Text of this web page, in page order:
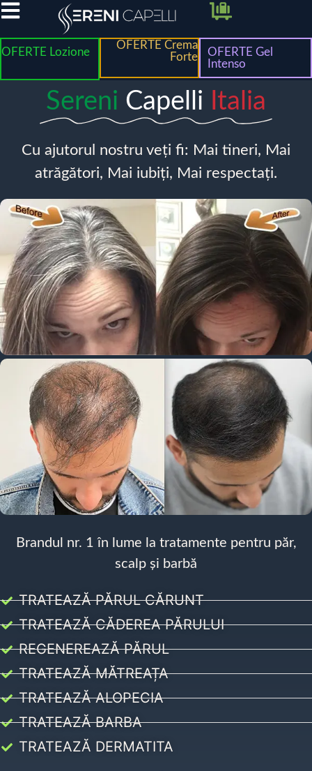
OFERTE Lozione
OFERTE Crema
Forte
OFERTE Gel
Intenso
Sereni Capelli Italia
Cu ajutorul nostru veți fi: Mai tineri, Mai
atrăgători, Mai iubiți, Mai respectați.
Brandul nr. 1 în lume la tratamente pentru păr,
scalp și barbă
TRATEAZĂ PĂRUL CĂRUNT
TRATEAZĂ CĂDEREA PĂRULUI
REGENEREAZĂ PĂRUL
TRATEAZĂ MĂTREAȚA
TRATEAZĂ ALOPECIA
TRATEAZĂ BARBA
TRATEAZĂ DERMATITA